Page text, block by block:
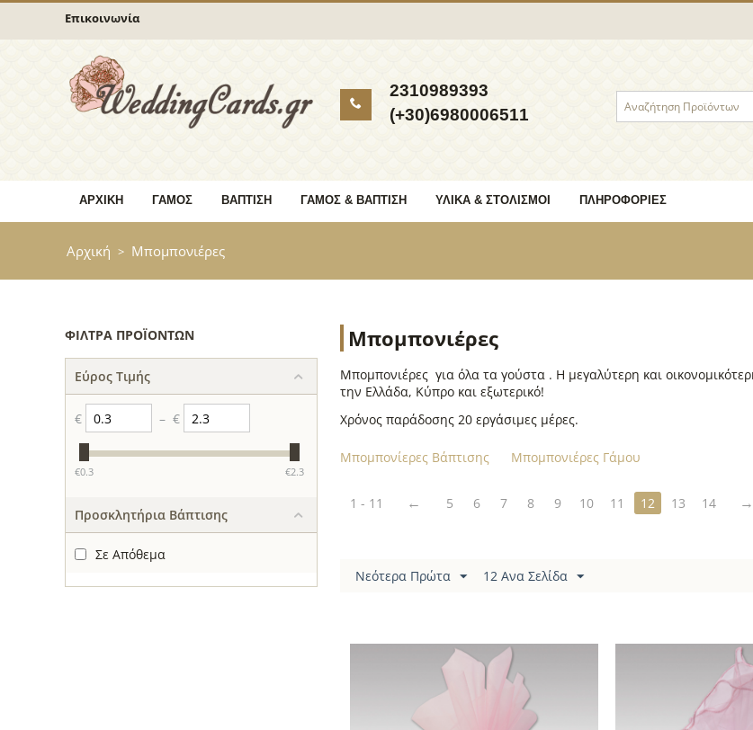
Επικοινωνία
2310989393
(+30)6980006511
ΑΡΧΙΚΉ ΓΆΜΟΣ ΒΆΠΤΙΣΗ ΓΆΜΟΣ & ΒΆΠΤΙΣΗ ΥΛΙΚΆ & ΣΤΟΛΙΣΜΟΊ ΠΛΗΡΟΦΟΡΊΕΣ
Αρχική > Μπομπονιέρες
ΦΊΛΤΡΑ ΠΡΟΪΌΝΤΩΝ
Εύρος Τιμής
€ – €
‎€0.3 ‎€2.3
Προσκλητήρια Βάπτισης
Σε Απόθεμα
Μπομπονιέρες
Μπομπονιέρες για όλα τα γούστα . Η μεγαλύτερη και
την Ελλάδα, Κύπρο και εξωτερικό!
Χρόνος παράδοσης 20 εργάσιμες μέρες.
Μπομπονίερες Βάπτισης Μπομπονιέρες Γάμου
1 - 11 5 6 7 8 9 10 11 12 13 14
Νεότερα Πρώτα 12 Ανα Σελίδα